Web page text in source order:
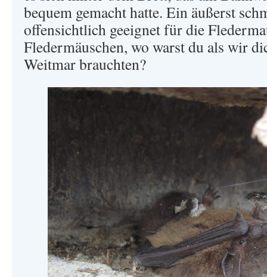
bequem gemacht hatte. Ein äußerst
offensichtlich geeignet für die
Fledermäuschen, wo warst du als wir
Weitmar brauchten?